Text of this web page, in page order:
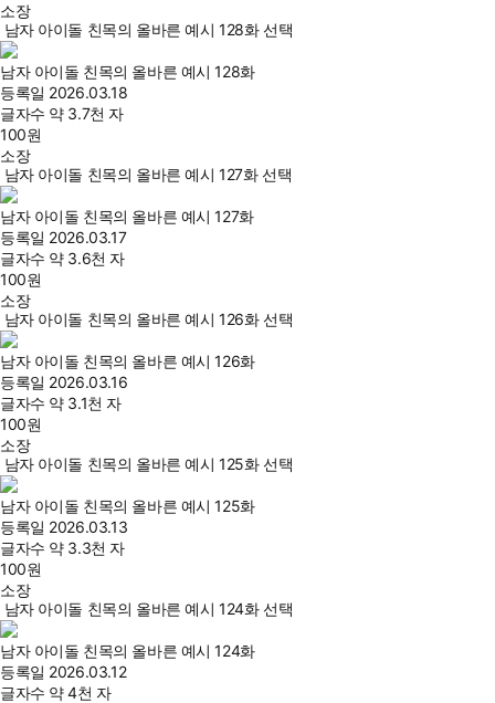
소장
남자 아이돌 친목의 올바른 예시 128화 선택
남자 아이돌 친목의 올바른 예시 128화
등록일 2026.03.18
글자수 약 3.7천 자
100원
소장
남자 아이돌 친목의 올바른 예시 127화 선택
남자 아이돌 친목의 올바른 예시 127화
등록일 2026.03.17
글자수 약 3.6천 자
100원
소장
남자 아이돌 친목의 올바른 예시 126화 선택
남자 아이돌 친목의 올바른 예시 126화
등록일 2026.03.16
글자수 약 3.1천 자
100원
소장
남자 아이돌 친목의 올바른 예시 125화 선택
남자 아이돌 친목의 올바른 예시 125화
등록일 2026.03.13
글자수 약 3.3천 자
100원
소장
남자 아이돌 친목의 올바른 예시 124화 선택
남자 아이돌 친목의 올바른 예시 124화
등록일 2026.03.12
글자수 약 4천 자